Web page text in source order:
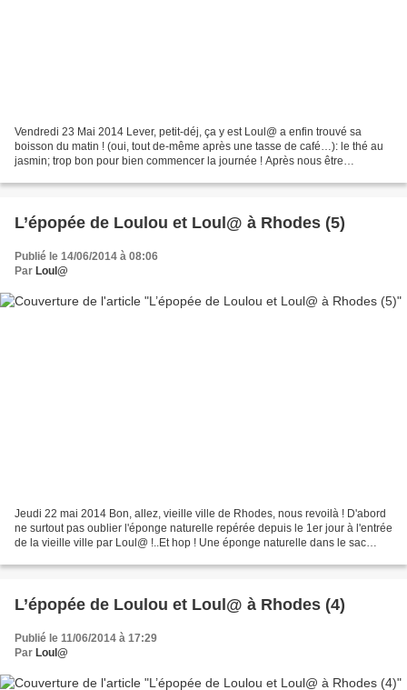
Vendredi 23 Mai 2014 Lever, petit-déj, ça y est Loul@ a enfin trouvé sa
boisson du matin ! (oui, tout de-même après une tasse de café…): le thé au
jasmin; trop bon pour bien commencer la journée ! Après nous être
L’épopée de Loulou et Loul@ à Rhodes (5)
Publié le 14/06/2014 à 08:06
Par Loul@
Jeudi 22 mai 2014 Bon, allez, vieille ville de Rhodes, nous revoilà ! D'abord
ne surtout pas oublier l'éponge naturelle repérée depuis le 1er jour à l'entrée
de la vieille ville par Loul@ !..Et hop ! Une éponge naturelle dans le sac
L’épopée de Loulou et Loul@ à Rhodes (4)
Publié le 11/06/2014 à 17:29
Par Loul@